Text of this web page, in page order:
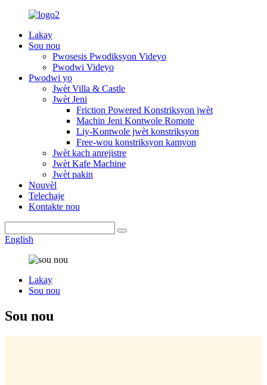
Lakay
Sou nou
Pwosesis Pwodiksyon Videyo
Pwodwi Videyo
Pwodwi yo
Jwèt Villa & Castle
Jwèt Jeni
Friction Powered Konstriksyon jwèt
Machin Jeni Kontwole Romote
Liy-Kontwole jwèt konstriksyon
Free-wou konstriksyon kamyon
Jwèt kach anrejistre
Jwèt Kafe Machine
Jwèt pakin
Nouvèl
Telechaje
Kontakte nou
English
Lakay
Sou nou
Sou nou